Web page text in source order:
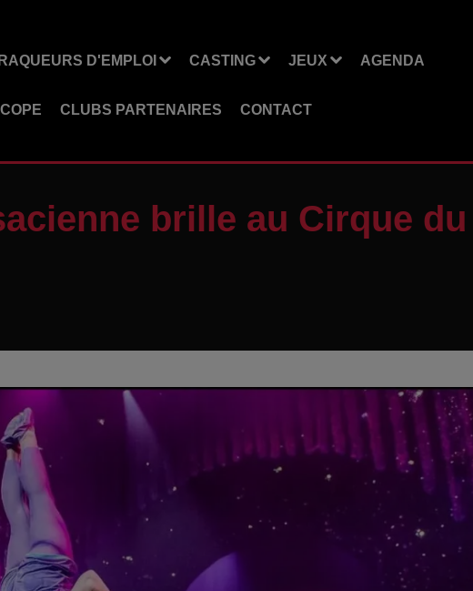
D'EMPLOI CASTING JEUX AGENDA
CLUBS PARTENAIRES CONTACT
brille au Cirque